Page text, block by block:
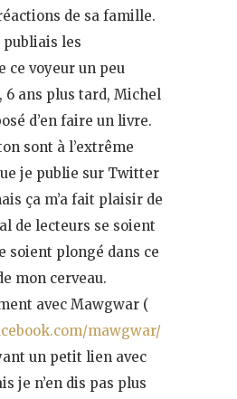
de sa famille.
publiais les
ce voyeur un peu
6 ans plus tard, Michel
d’en faire un livre.
sont à l’extrême
je publie sur Twitter
ça m’a fait plaisir de
de lecteurs se soient
soient plongé dans ce
mon cerveau.
avec Mawgwar (
mawgwar/
un petit lien avec
je n’en dis pas plus